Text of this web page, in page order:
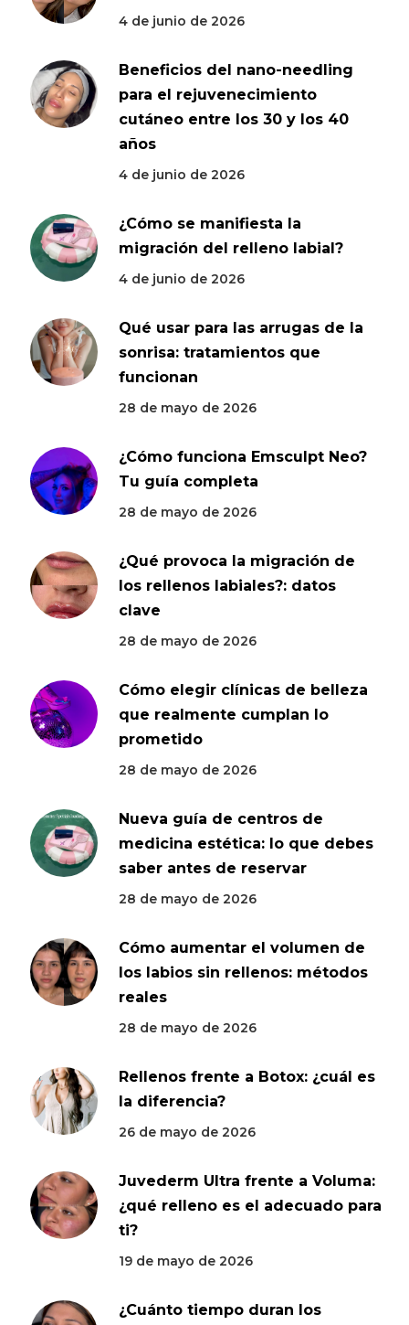
4 de junio de 2026
Beneficios del nano-needling
para el rejuvenecimiento
cutáneo entre los 30 y los 40
años
4 de junio de 2026
¿Cómo se manifiesta la
migración del relleno labial?
4 de junio de 2026
Qué usar para las arrugas de la
sonrisa: tratamientos que
funcionan
28 de mayo de 2026
¿Cómo funciona Emsculpt Neo?
Tu guía completa
28 de mayo de 2026
¿Qué provoca la migración de
los rellenos labiales?: datos
clave
28 de mayo de 2026
Cómo elegir clínicas de belleza
que realmente cumplan lo
prometido
28 de mayo de 2026
Nueva guía de centros de
medicina estética: lo que debes
saber antes de reservar
28 de mayo de 2026
Cómo aumentar el volumen de
los labios sin rellenos: métodos
reales
28 de mayo de 2026
Rellenos frente a Botox: ¿cuál es
la diferencia?
26 de mayo de 2026
Juvederm Ultra frente a Voluma:
¿qué relleno es el adecuado para
ti?
19 de mayo de 2026
¿Cuánto tiempo duran los